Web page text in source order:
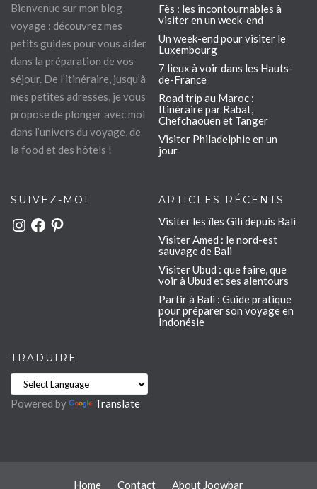
Bienvenue sur mon blog
voyage : découvrez mes
petits guides pour vous aider
dans la préparation de vos
séjour. De l’itinéraire, jusqu’à
mes petites adresses, je vous
propose de plonger avec moi
dans l’univers du voyage, de
la food et des hôtels !
Fès : les incontournables à
visiter en un week-end
Un week-end pour visiter le
Luxembourg
7 lieux à voir dans les Hauts-
de-France
Road trip au Maroc :
Itinéraire par Rabat,
Chefchaouen et Tanger
Visiter Philadelphie en un
jour
SUIVEZ-MOI
Instagram
FacebookPinterest
ARTICLES RÉCENTS
Visiter les îles Gili depuis Bali
Visiter Amed : le nord-est
sauvage de Bali
Visiter Ubud : que faire, que
voir à Ubud et ses alentours
Partir à Bali : Guide pratique
pour préparer son voyage en
Indonésie
TRADUIRE
Powered by Translate
Home Contact About Joowbar